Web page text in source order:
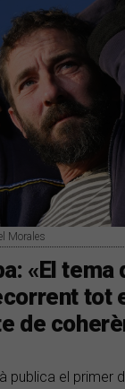
Morales
«El tema
tot
de
publica el primer